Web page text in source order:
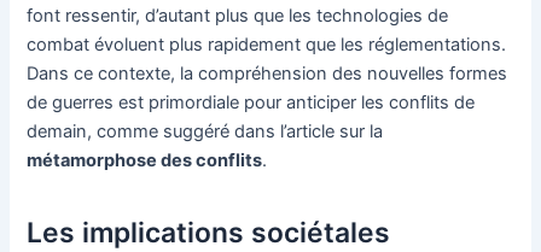
font ressentir, d’autant plus que les technologies de
combat évoluent plus rapidement que les réglementations.
Dans ce contexte, la compréhension des nouvelles formes
de guerres est primordiale pour anticiper les conflits de
demain, comme suggéré dans l’article sur la
métamorphose des conflits.
Les implications sociétales